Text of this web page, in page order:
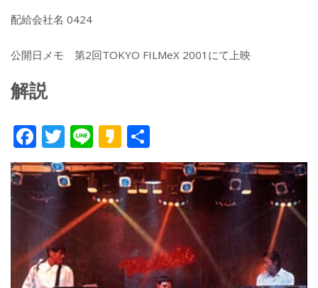
配給会社名 0424
公開日メモ 第2回TOKYO FILMeX 2001にて上映
解説
F
ac
e
b
o
o
k
T
w
itt
er
Li
n
e
K
a
k
a
o
有